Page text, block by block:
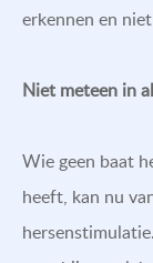
erkennen en
Niet meteen in
Wie geen baat
heeft, kan nu